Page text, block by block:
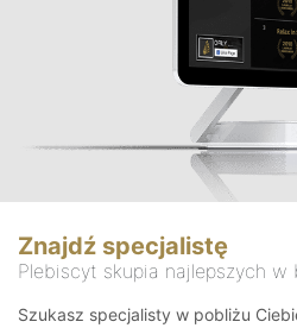
Znajdź specjalistę
Plebiscyt skupia najlepszych w
Szukasz specjalisty w pobliżu